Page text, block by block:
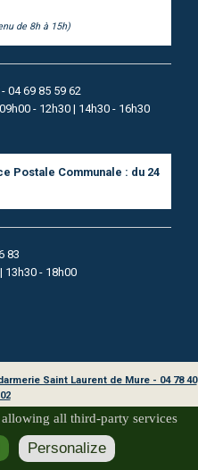
de 8h à 15h)
- 04 69 85 59 62
- 12h30 | 14h30 - 16h30
Postale Communale : du 24
83
13h30 - 18h00
Saint Laurent de Mure - 04 78 40
| Conception : Service communication
: non conforme |Mentions légales
all third-party services
Personalize